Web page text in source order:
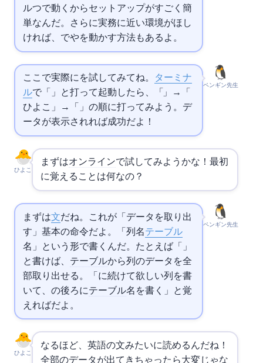
ル1つで動くからセットアップがすごく簡
単なんだ。さらに実務に近い環境がほし
ければ、 でやを動かす方法もあるよ。
ペンギン先生
ここで実際にを試してみてね。
ターミナ
ルで「sqlite3 test.db」と打って起動したら、「CREATE TABLE test (id INTEGER PRIMARY KEY, name TEXT);」→「INSERT INTO test VALUES (1,
'ひよこ');」→「SELECT * FROM test;」の順に打ってみよう。デ
ータが表示されれば成功だよ！
ひよこ
まずはオンラインで試してみようかな！最初
に覚えることは何なの？
ペンギン先生
まずはSELECT文だね。これが「データを取り出
す」基本の命令だよ。「SELECT 列名 FROMテーブル
名」という形で書くんだ。たとえば「SELECT name FROM users」
と書けば、users テーブルからname列のデータを全
部取り出せる。「SELECT に続けて欲しい列を書
いて、FROM の後ろにテーブル名を書く」と覚
えればOKだよ。
ひよこ
なるほど、英語の文みたいに読めるんだね！
全部のデータが出てきちゃったら大変じゃな